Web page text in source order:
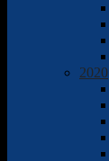
2020